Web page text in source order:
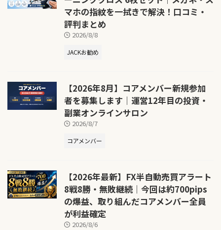
マホの指紋を一拭きで解決！口コミ・
評判まとめ
2026/8/8
JACKお勧め
【2026年8月】コアメンバー新規参加
者を募集します｜運営12年目の投資・
副業オンラインサロン
2026/8/7
コアメンバー
【2026年最新】FX半自動売買アラート
8戦8勝・無敗継続｜今回は約700pips
の爆益、取り組んだコアメンバー全員
が利益確定
2026/8/6